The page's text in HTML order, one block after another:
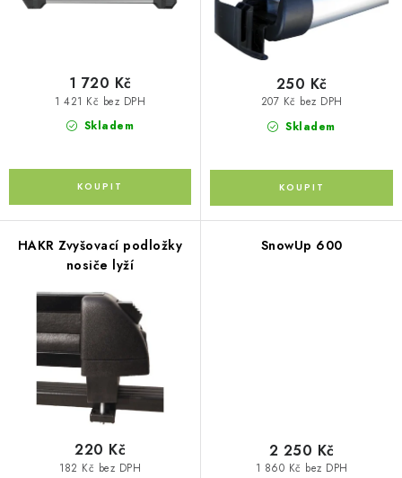
STŘEŠNÍ KOŠE
AUTOSTANY
CESTOVNÍ ZAVAZADLA
O nás Doprava a platba
Moje objednávka
Obchodní podmínky
Skladem
1 421 Kč bez DPH
1 720 Kč
Skladem
207 Kč bez DPH
250 Kč
HAKR Zvyšovací podložky
nosiče lyží
182 Kč bez DPH
220 Kč
SnowUp 600
1 860 Kč bez DPH
2 250 Kč